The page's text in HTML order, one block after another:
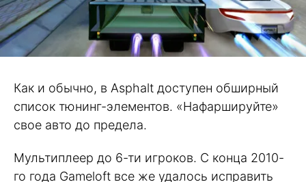
Как и обычно, в Asphalt доступен обширный
список тюнинг-элементов. «Нафаршируйте»
свое авто до предела.
Мультиплеер до 6-ти игроков. С конца 2010-
го года Gameloft все же удалось исправить